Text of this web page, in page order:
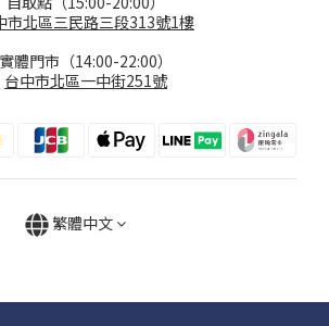
市北區三民路三段313號1樓
實體門市（14:00-22:00）
台中市北區一中街251號
繁體中文